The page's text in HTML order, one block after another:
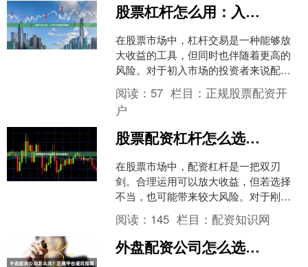
股票杠杆怎么用：入门技巧与风险控制指南
在股票市场中，杠杆交易是一种能够放
大收益的工具，但同时也伴随着更高的
风险。对于初入市场的投资者来说配资
知识网，理解股票杠杆怎么用、掌握入
门技巧并建立风险控制意识....
阅读： 57 栏目： 正规股票配资开
户
股票配资杠杆怎么选？新手必看技巧
在股票市场中，配资杠杆是一把双刃
剑。合理运用可以放大收益，但若选择
不当，也可能带来较大风险。对于刚接
触配资的新手投资者来说，如何选择适
合自己的杠杆倍数，是决定投....
阅读： 145 栏目：配资知识网
外盘配资公司怎么选？正规平台避坑指南